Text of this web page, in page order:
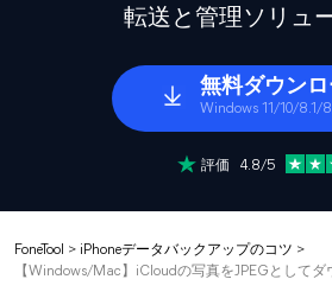
転送と管理ソリュ
無料ダウンロ
Windows 11/10/8.1/
評価 4.8/5
FoneTool > iPhoneデータバックアップのコツ >
【Windows/Mac】iCloudの写真をJPEGとして